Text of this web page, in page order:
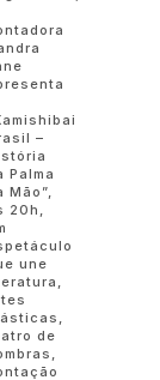
–
Palma
Mão”,
20h,
une
de